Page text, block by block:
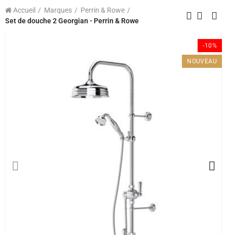
Accueil Marques
Perrin & Rowe
Set de douche 2 Georgian - Perrin & Rowe
-10%
NOUVEAU